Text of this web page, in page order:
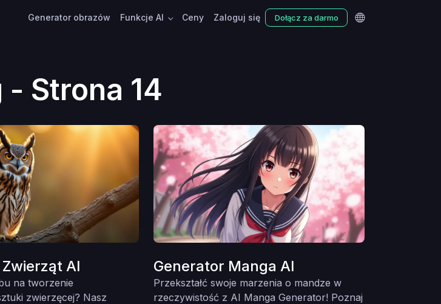
Generator obrazów Funkcje AI Ceny Zaloguj się Dołącz za darmo
- Strona 14
AI
na tworzenie
zwierzęcej? Nasz
Generator Manga AI
Przekształć swoje marzenia o mandze w
rzeczywistość z AI Manga Generator! Poznaj